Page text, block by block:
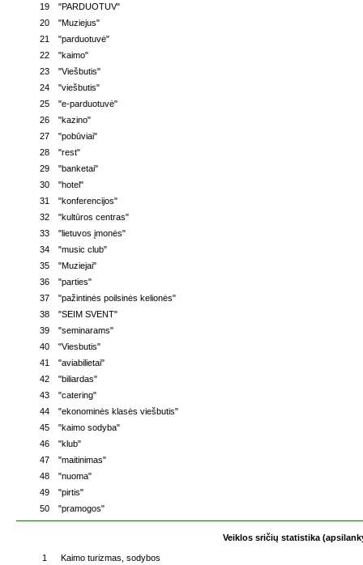
19
"PARDUOTUV"
20
"Muziejus"
21
"parduotuvė"
22
"kaimo"
23
"Viešbutis"
24
"viešbutis"
25
"e-parduotuvė"
26
"kazino"
27
"pobūviai"
28
"rest"
29
"banketai"
30
"hotel"
31
"konferencijos"
32
"kultūros centras"
33
"lietuvos įmonės"
34
"music club"
35
"Muziejai"
36
"parties"
37
"pažintinės poilsinės kelionės"
38
"SEIM SVENT"
39
"seminarams"
40
"Viesbutis"
41
"aviabilietai"
42
"biliardas"
43
"catering"
44
"ekonominės klasės viešbutis"
45
"kaimo sodyba"
46
"klub"
47
"maitinimas"
48
"nuoma"
49
"pirtis"
50
"pramogos"
Veiklos sričių statistika
1
Kaimo turizmas, sodybos